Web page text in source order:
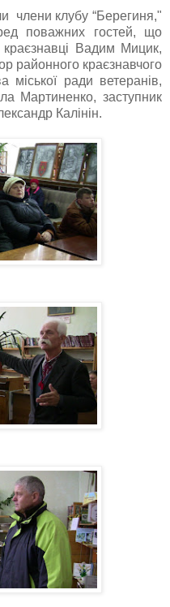
члени клубу “Берегиня,"
поважних гостей, що
краєзнавці Вадим Мицик,
районного краєзнавчого
ради ветеранів,
Мартиненко, заступник
Калінін.